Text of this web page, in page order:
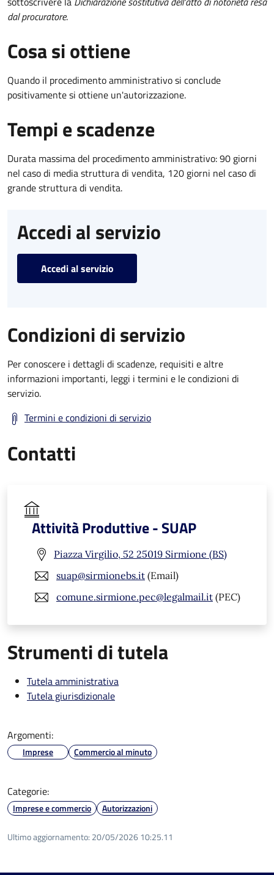
dal procuratore.
Cosa si ottiene
Quando il procedimento amministrativo si conclude
positivamente si ottiene un'autorizzazione.
Tempi e scadenze
Durata massima del procedimento amministrativo: 90 giorni
nel caso di media struttura di vendita, 120 giorni nel caso di
grande struttura di vendita.
Accedi al servizio
Accedi al servizio
Condizioni di servizio
Per conoscere i dettagli di scadenze, requisiti e altre
informazioni importanti, leggi i termini e le condizioni di
servizio.
Termini e condizioni di servizio
Contatti
Attività Produttive - SUAP
Piazza Virgilio, 52 25019 Sirmione (BS)
suap@sirmionebs.it (Email)
comune.sirmione.pec@legalmail.it (PEC)
Strumenti di tutela
Tutela amministrativa
Tutela giurisdizionale
Argomenti:
Imprese Commercio al minuto
Categorie:
Imprese e commercio Autorizzazioni
Ultimo aggiornamento: 20/05/2026 10:25.11